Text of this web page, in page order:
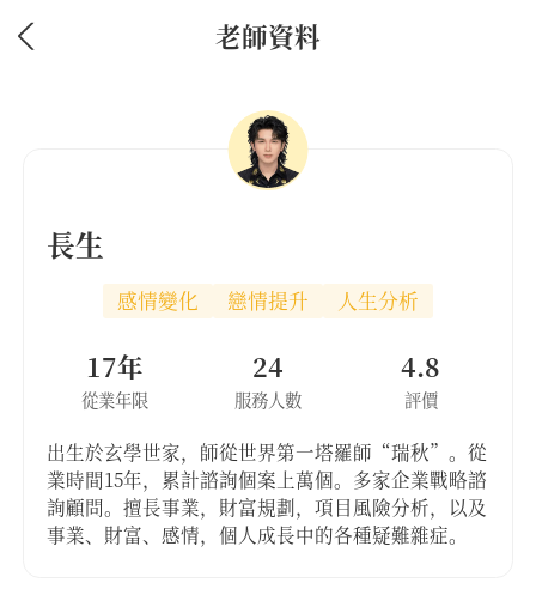
老師資料
長生
感情變化 戀情提升 人生分析
從業年限
17年
服務人數
24
評價
4.8
出生於玄學世家，師從世界第一塔羅師“瑞秋”。從
業時間15年，累計諮詢個案上萬個。多家企業戰略諮
詢顧問。擅長事業，財富規劃，項目風險分析，以及
事業、財富、感情，個人成長中的各種疑難雜症。